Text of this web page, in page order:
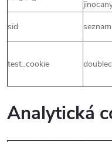
sid
test_cookie
Analytická